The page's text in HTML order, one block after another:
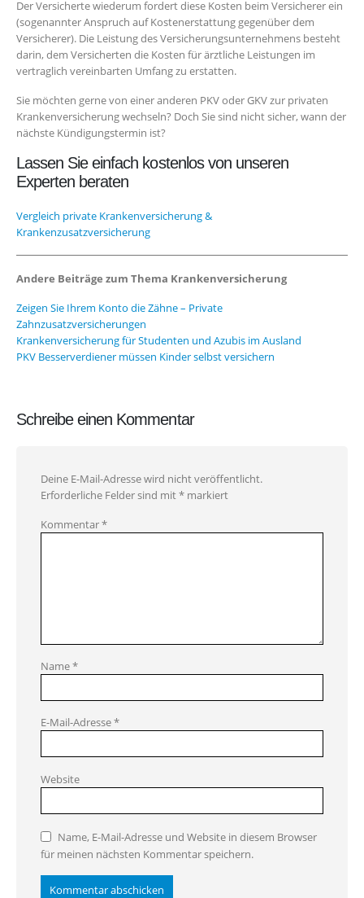
Der Versicherte wiederum fordert diese Kosten beim Versicherer ein
(sogenannter Anspruch auf Kostenerstattung gegenüber dem
Versicherer). Die Leistung des Versicherungsunternehmens besteht
darin, dem Versicherten die Kosten für ärztliche Leistungen im
vertraglich vereinbar­ten Umfang zu erstatten.
Sie möchten gerne von einer anderen PKV oder GKV zur privaten
Krankenversicherung wechseln? Doch Sie sind nicht sicher, wann der
nächste Kündigungstermin ist?
Lassen Sie einfach kostenlos von unseren
Experten beraten
Vergleich private Krankenversicherung &
Krankenzusatzversicherung
Andere Beiträge zum Thema Krankenversicherung
Zeigen Sie Ihrem Konto die Zähne – Private
Zahnzusatzversicherungen
Krankenversicherung für Studenten und Azubis im Ausland
PKV Besserverdiener müssen Kinder selbst versichern
Schreibe einen Kommentar
Deine E-Mail-Adresse wird nicht veröffentlicht.
Erforderliche Felder sind mit* markiert
Kommentar*
Name*
E-Mail-Adresse*
Website
Name, E-Mail-Adresse und Website in diesem Browser
für meinen nächsten Kommentar speichern.